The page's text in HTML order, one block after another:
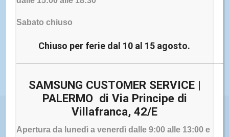
grazie al nostro servizio di backup i nostri tecnici
Sabato chiuso
Chiuso per ferie dal 10 al 15 agosto.
—————————————————————————-
SAMSUNG CUSTOMER SERVICE |
PALERMO di Via Principe di
Villafranca, 42/E
Apertura da lunedì a venerdì dalle 9:00 alle 13:00 e